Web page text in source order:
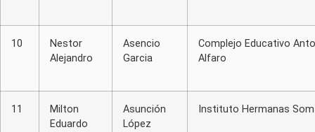
10
Nestor
Alejandro
Asencio
Garcia
Complejo Educativo
Alfaro
11
Milton
Eduardo
Asunción
López
Instituto Hermanas